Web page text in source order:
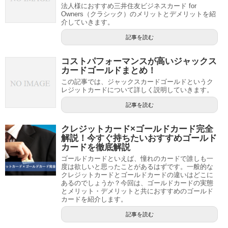
法人様におすすめ三井住友ビジネスカード for
Owners（クラシック）のメリットとデメリットを紹
介していきます。
記事を読む
コストパフォーマンスが高いジャックス
カードゴールドまとめ！
この記事では、ジャックスカードゴールドというク
レジットカードについて詳しく説明していきます。
記事を読む
クレジットカード×ゴールドカード完全
解説！今すぐ持ちたいおすすめゴールド
カードを徹底解説
ゴールドカードといえば、憧れのカードで誰しも一
度は欲しいと思ったことがあるはずです。一般的な
クレジットカードとゴールドカードの違いはどこに
あるのでしょうか？今回は、ゴールドカードの実態
とメリット・デメリットと共におすすめのゴールド
カードを紹介します。
記事を読む